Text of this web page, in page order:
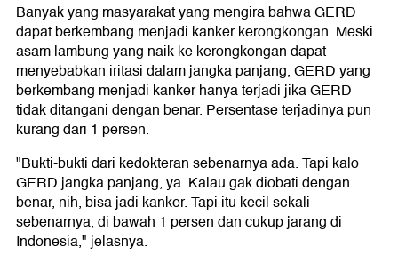
Banyak yang masyarakat yang mengira bahwa GERD
dapat berkembang menjadi kanker kerongkongan. Meski
asam lambung yang naik ke kerongkongan dapat
menyebabkan iritasi dalam jangka panjang, GERD yang
berkembang menjadi kanker hanya terjadi jika GERD
tidak ditangani dengan benar. Persentase terjadinya pun
kurang dari 1 persen.
"Bukti-bukti dari kedokteran sebenarnya ada. Tapi kalo
GERD jangka panjang, ya. Kalau gak diobati dengan
benar, nih, bisa jadi kanker. Tapi itu kecil sekali
sebenarnya, di bawah 1 persen dan cukup jarang di
Indonesia," jelasnya.